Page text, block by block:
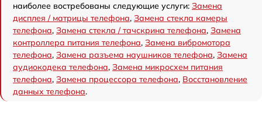
наиболее востребованы следующие услуги: Замена
дисплея / матрицы телефона, Замена стекла камеры
телефона, Замена стекла / тачскрина телефона, Замена
контроллера питания телефона, Замена вибромотора
телефона, Замена разъема наушников телефона, Замена
аудиокодека телефона, Замена микросхем питания
телефона, Замена процессора телефона, Восстановление
данных телефона.